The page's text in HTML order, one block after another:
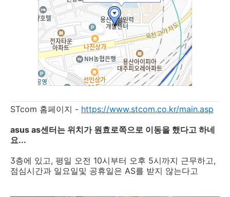
STcom 홈페이지 - https://www.stcom.co.kr/main.asp
asus as센터는 위치가 원효로쪽으로 이동을 했다고 하네
요...
3층에 있고, 평일 오전 10시부터 오후 5시까지 근무하고,
점심시간과 일요일및 공휴일은 AS를 받지 않는다고